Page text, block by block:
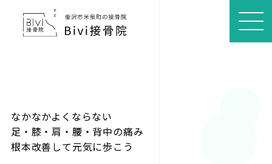
MEN
U
なかなかよくならない
足・膝・肩・腰・背中の痛み
根本改善 して元気に歩こう